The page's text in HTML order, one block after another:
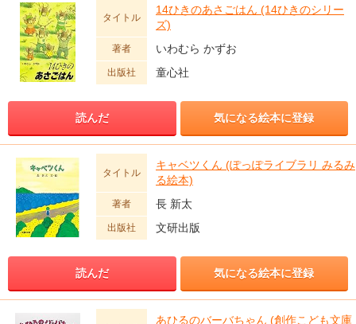
タイトル
14ひきのあさごはん (14ひきのシリー
ズ)
著者 いわむら かずお
出版社 童心社
読んだ 気になる絵本に登録
タイトル
キャベツくん (ぽっぽライブラリ みるみ
る絵本)
著者 長 新太
出版社 文研出版
読んだ 気になる絵本に登録
あひるのバーバちゃん (創作こども文庫